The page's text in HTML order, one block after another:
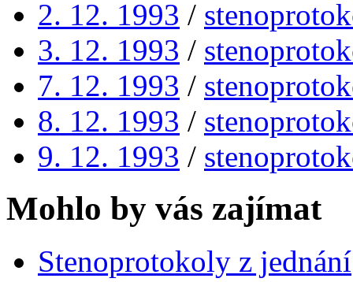
2. 12. 1993 /
3. 12. 1993 /
7. 12. 1993 /
8. 12. 1993 /
9. 12. 1993 /
Mohlo by vás zajímat
Stenoprotokoly z jednání